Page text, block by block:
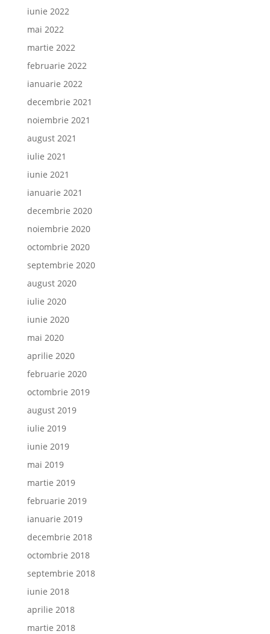
iunie 2022
mai 2022
martie 2022
februarie 2022
ianuarie 2022
decembrie 2021
noiembrie 2021
august 2021
iulie 2021
iunie 2021
ianuarie 2021
decembrie 2020
noiembrie 2020
octombrie 2020
septembrie 2020
august 2020
iulie 2020
iunie 2020
mai 2020
aprilie 2020
februarie 2020
octombrie 2019
august 2019
iulie 2019
iunie 2019
mai 2019
martie 2019
februarie 2019
ianuarie 2019
decembrie 2018
octombrie 2018
septembrie 2018
iunie 2018
aprilie 2018
martie 2018